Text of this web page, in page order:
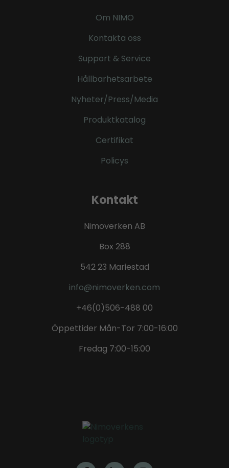
Om NIMO
Kontakta oss
Support & Service
Hållbarhetsarbete
Nyheter/Press/Media
Produktkatalog
Certifikat
Policys
Kontakt
Nimoverken AB
Box 288
542 23 Mariestad
info@nimoverken.com
+46(0)506-488 00
Öppettider Mån-Tor 7:00-16:00
Fredag 7:00-15:00